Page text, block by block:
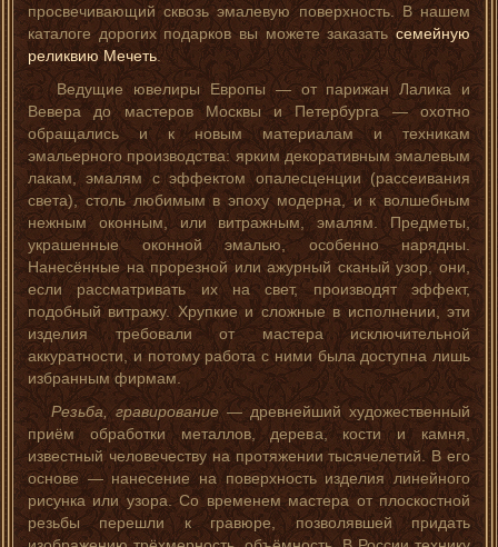
просвечивающий сквозь эмалевую поверхность. В нашем
каталоге дорогих подарков вы можете заказатьсемейную
реликвию Мечеть
Ведущие ювелиры Европы — от парижан Лалика и
Вевера до мастеров Москвы и Петербурга — охотно
обращались и к новым материалам и техникам
эмальерного производства: ярким декоративным эмалевым
лакам, эмалям с эффектом опалесценции (рассеивания
света), столь любимым в эпоху модерна, и к волшебным
нежным оконным, или витражным, эмалям. Предметы,
украшенные оконной эмалью, особенно нарядны.
Нанесённые на прорезной или ажурный сканый узор, они,
если рассматривать их на свет, производят эффект,
подобный витражу. Хрупкие и сложные в исполнении, эти
изделия требовали от мастера исключительной
аккуратности, и потому работа с ними была доступна лишь
избранным фирмам.
Резьба, гравирование— древнейший художественный
приём обработки металлов, дерева, кости и камня,
известный человечеству на протяжении тысячелетий. В его
основе — нанесение на поверхность изделия линейного
рисунка или узора. Со временем мастера от плоскостной
резьбы перешли к гравюре, позволявшей придать